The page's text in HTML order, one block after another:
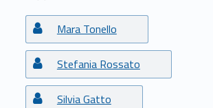
t
e
r
Mara Tonello
Stefania Rossato
Silvia Gatto